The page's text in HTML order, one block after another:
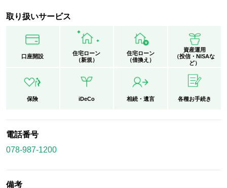
取り扱いサービス
口座開設
住宅ローン
（新規）
住宅ローン
（借換え）
資産運用
（投信・NISAな
ど）
保険 iDeCo 相続・遺言 各種お手続き
電話番号
078-987-1200
備考